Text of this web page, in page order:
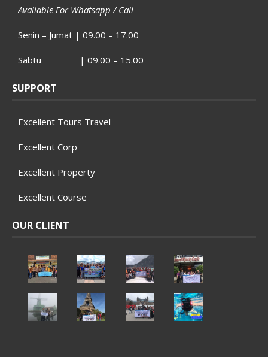
Available For Whatsapp / Call
Senin – Jumat | 09.00 – 17.00
Sabtu | 09.00 – 15.00
SUPPORT
Excellent Tours Travel
Excellent Corp
Excellent Property
Excellent Course
OUR CLIENT